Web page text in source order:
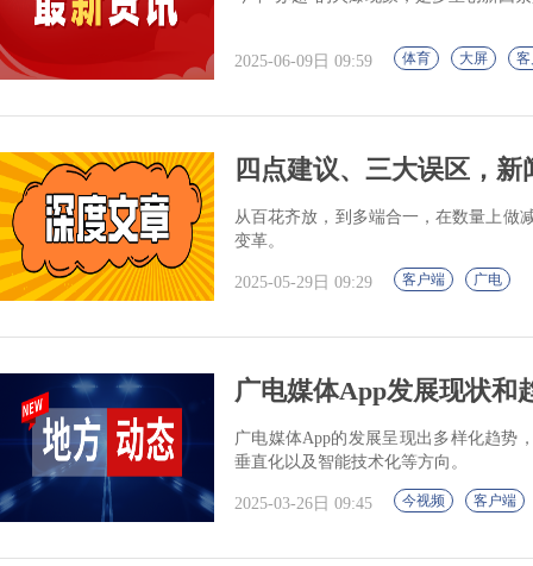
2025-06-09日 09:59 体育 大屏
四点建议、三大误区，
从百花齐放，到多端合一，在数量上做
变革。
2025-05-29日 09:29 客户端 广电
广电媒体App发展现状
广电媒体App的发展呈现出多样化趋势
垂直化以及智能技术化等方向。
2025-03-26日 09:45 今视频 客户端